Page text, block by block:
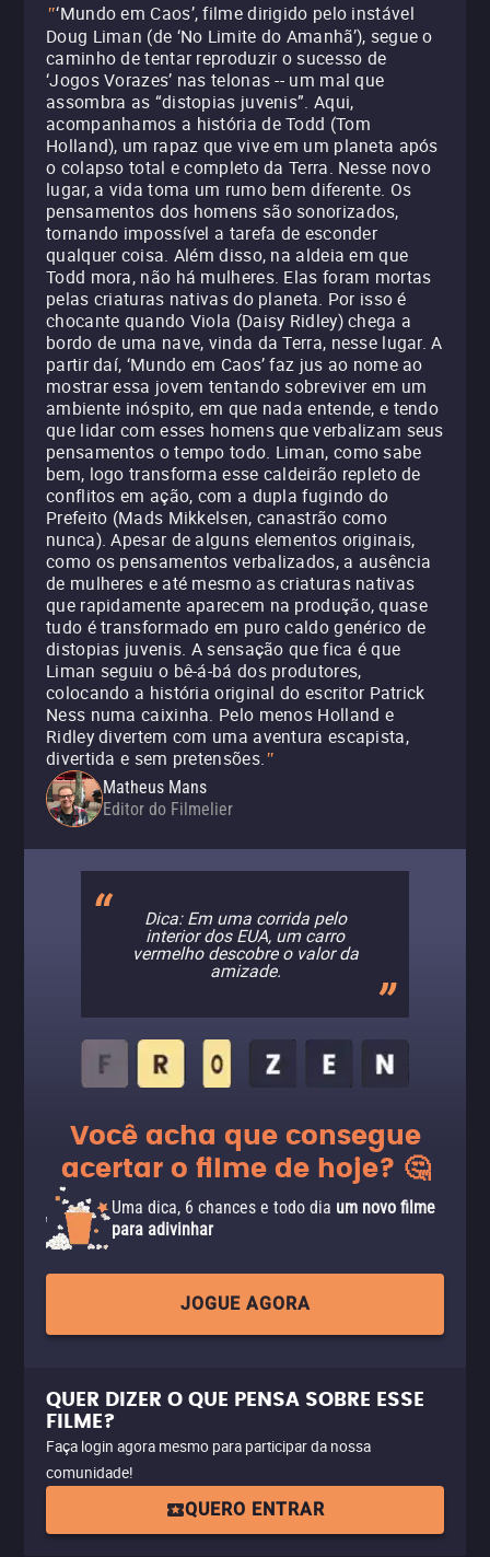
"‘Mundo em Caos’, filme dirigido pelo instável
Doug Liman (de ‘No Limite do Amanhã’), segue o
caminho de tentar reproduzir o sucesso de
‘Jogos Vorazes’ nas telonas -- um mal que
assombra as “distopias juvenis”. Aqui,
acompanhamos a história de Todd (Tom
Holland), um rapaz que vive em um planeta após
o colapso total e completo da Terra. Nesse novo
lugar, a vida toma um rumo bem diferente. Os
pensamentos dos homens são sonorizados,
tornando impossível a tarefa de esconder
qualquer coisa. Além disso, na aldeia em que
Todd mora, não há mulheres. Elas foram mortas
pelas criaturas nativas do planeta. Por isso é
chocante quando Viola (Daisy Ridley) chega a
bordo de uma nave, vinda da Terra, nesse lugar. A
partir daí, ‘Mundo em Caos’ faz jus ao nome ao
mostrar essa jovem tentando sobreviver em um
ambiente inóspito, em que nada entende, e tendo
que lidar com esses homens que verbalizam seus
pensamentos o tempo todo. Liman, como sabe
bem, logo transforma esse caldeirão repleto de
conflitos em ação, com a dupla fugindo do
Prefeito (Mads Mikkelsen, canastrão como
nunca). Apesar de alguns elementos originais,
como os pensamentos verbalizados, a ausência
de mulheres e até mesmo as criaturas nativas
que rapidamente aparecem na produção, quase
tudo é transformado em puro caldo genérico de
distopias juvenis. A sensação que fica é que
Liman seguiu o bê-á-bá dos produtores,
colocando a história original do escritor Patrick
Ness numa caixinha. Pelo menos Holland e
Ridley divertem com uma aventura escapista,
divertida e sem pretensões."
Matheus Mans
Editor do Filmelier
Dica: Em uma corrida pelo
interior dos EUA, um carro
vermelho descobre o valor da
amizade.
Você acha que consegue
acertar o filme de hoje? 🤔
Uma dica, 6 chances e todo dia um novo filme
para adivinhar
JOGUE AGORA
QUER DIZER O QUE PENSA SOBRE ESSE
FILME?
Faça login agora mesmo para participar da nossa
comunidade!
QUERO ENTRAR